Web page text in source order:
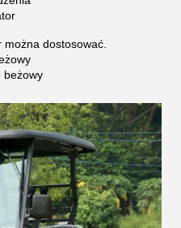
dostosować.
beżowy